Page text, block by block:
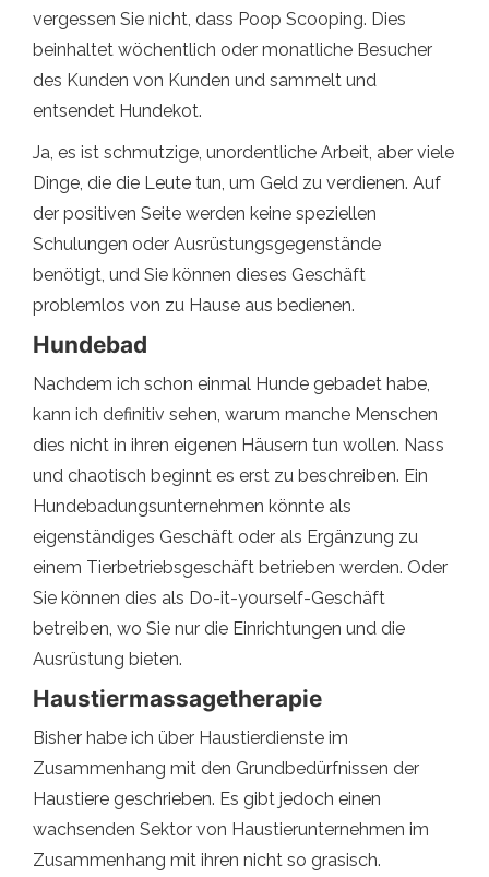
vergessen Sie nicht, dass Poop Scooping. Dies
beinhaltet wöchentlich oder monatliche Besucher
des Kunden von Kunden und sammelt und
entsendet Hundekot.
Ja, es ist schmutzige, unordentliche Arbeit, aber viele
Dinge, die die Leute tun, um Geld zu verdienen. Auf
der positiven Seite werden keine speziellen
Schulungen oder Ausrüstungsgegenstände
benötigt, und Sie können dieses Geschäft
problemlos von zu Hause aus bedienen.
Hundebad
Nachdem ich schon einmal Hunde gebadet habe,
kann ich definitiv sehen, warum manche Menschen
dies nicht in ihren eigenen Häusern tun wollen. Nass
und chaotisch beginnt es erst zu beschreiben. Ein
Hundebadungsunternehmen könnte als
eigenständiges Geschäft oder als Ergänzung zu
einem Tierbetriebsgeschäft betrieben werden. Oder
Sie können dies als Do-it-yourself-Geschäft
betreiben, wo Sie nur die Einrichtungen und die
Ausrüstung bieten.
Haustiermassagetherapie
Bisher habe ich über Haustierdienste im
Zusammenhang mit den Grundbedürfnissen der
Haustiere geschrieben. Es gibt jedoch einen
wachsenden Sektor von Haustierunternehmen im
Zusammenhang mit ihren nicht so grasisch.